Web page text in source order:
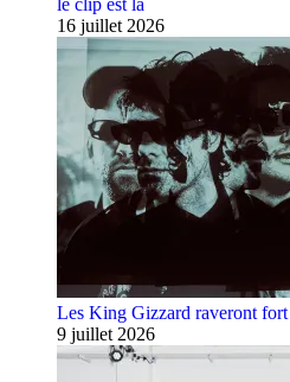
le clip est là
16 juillet 2026
Les King Gizzard raveront fort
9 juillet 2026